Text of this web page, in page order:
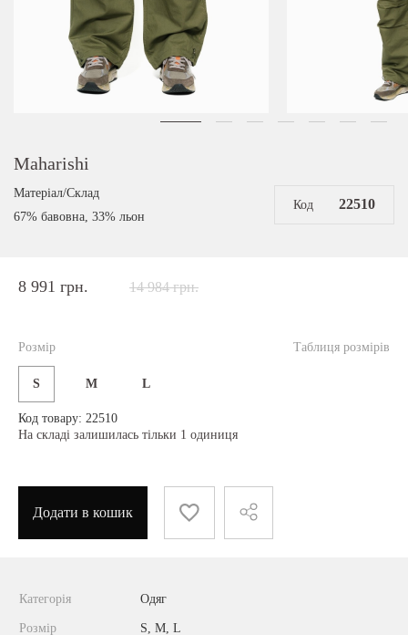
Maharishi
Матеріал/Склад
67% бавовна, 33% льон
Код 22510
8 991 грн. 14 984 грн.
Таблиця розмірів
Розмір
S M L
Код товару: 22510
На складі залишилась тільки 1 одиниця
Додати в кошик
Категорія Одяг
Розмір S, M, L